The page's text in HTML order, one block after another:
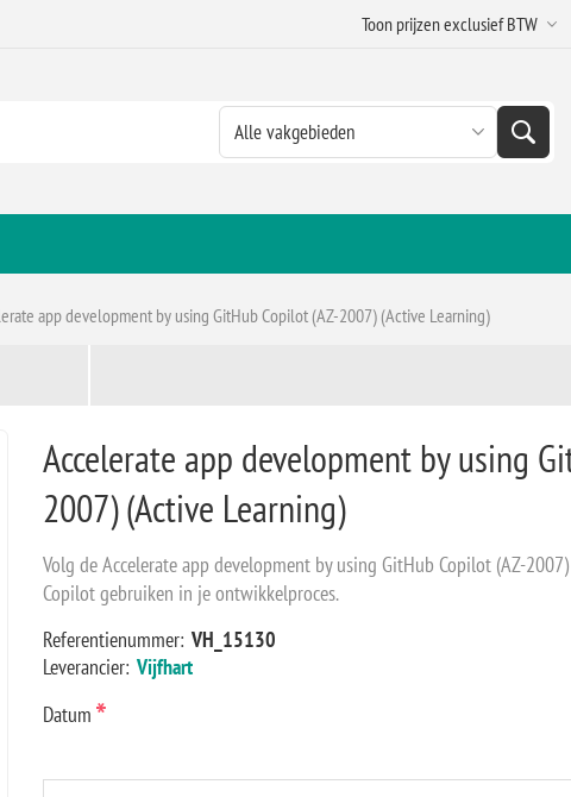
app development by using GitHub Copilot (AZ-2007) (Active Learning)
Accelerate app development by using
2007) (Active Learning)
Volg de Accelerate app development by using GitHub Copilot (AZ-
Copilot gebruiken in je ontwikkelproces.
Referentienummer: VH_15130
Leverancier: Vijfhart
Datum *